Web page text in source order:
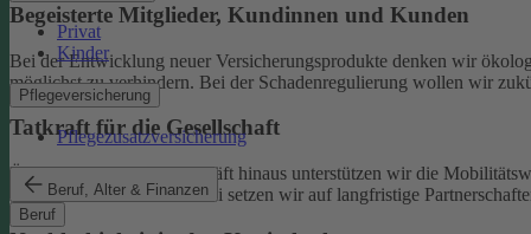
Privat
Kinder
Pflegeversicherung
Pflegezusatzversicherung
Beruf, Alter & Finanzen
Beruf
Begeisterte Mitglieder, Kundinnen und Kunden
Bei der Entwicklung neuer Versicherungsprodukte denken wir
möglichst zu verhindern. Bei der Schadenregulierung wollen wir
Tatkraft für die Gesellschaft
Über unser tägliches Geschäft hinaus unterstützen wir die
Klimaschutz widmen. Dabei setzen wir auf langfristige